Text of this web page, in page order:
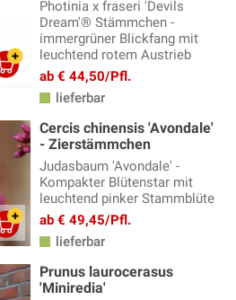
Photinia x fraseri 'Devils
Dream'® Stämmchen -
immergrüner Blickfang mit
leuchtend rotem Austrieb
ab € 44,50/Pfl.
lieferbar
Cercis chinensis 'Avondale'
- Zierstämmchen
Judasbaum 'Avondale' -
Kompakter Blütenstar mit
leuchtend pinker Stammblüte
ab € 49,45/Pfl.
lieferbar
Prunus laurocerasus
'Miniredia'